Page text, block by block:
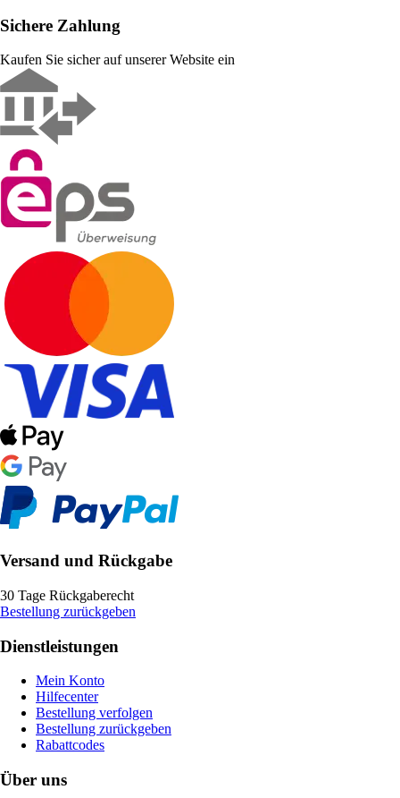
Sichere Zahlung
Kaufen Sie sicher auf unserer Website ein
Versand und Rückgabe
30 Tage Rückgaberecht
Bestellung zurückgeben
Dienstleistungen
Mein Konto
Hilfecenter
Bestellung verfolgen
Bestellung zurückgeben
Rabattcodes
Über uns